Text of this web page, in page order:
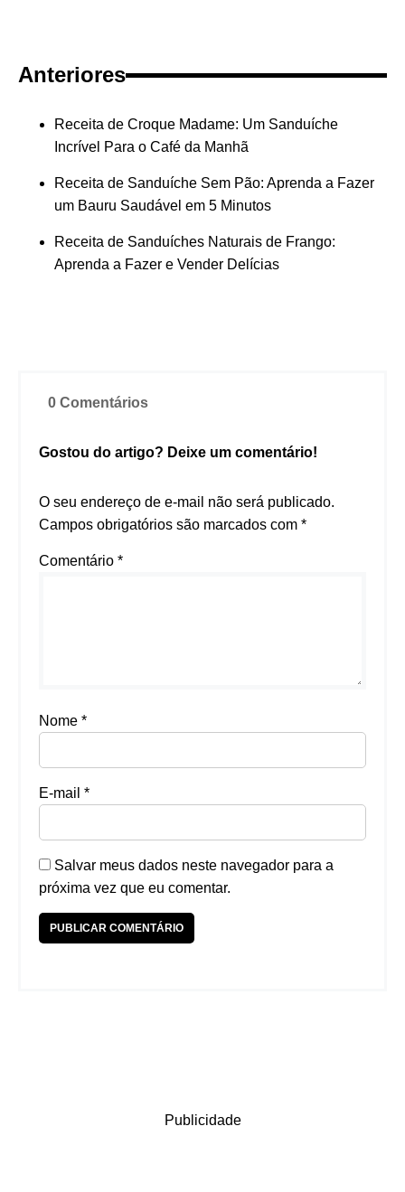
Anteriores
Receita de Croque Madame: Um Sanduíche
Incrível Para o Café da Manhã
Receita de Sanduíche Sem Pão: Aprenda a Fazer
um Bauru Saudável em 5 Minutos
Receita de Sanduíches Naturais de Frango:
Aprenda a Fazer e Vender Delícias
0 Comentários
Gostou do artigo? Deixe um comentário!
O seu endereço de e-mail não será publicado.
Campos obrigatórios são marcados com *
Comentário *
Nome *
E-mail *
Salvar meus dados neste navegador para a
próxima vez que eu comentar.
Publicidade